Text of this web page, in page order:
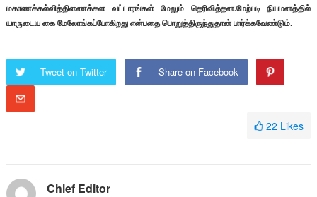
மகாணக்கல்வித்திணைக்கள வட்டாரங்கள் மேலும் தெரிவித்தன.மேற்படி நியமனத்தில்
யாருடைய கை மேலோங்கப்போகிறது என்பதை பொறுத்திருந்துதான் பார்க்கவேண்டும்.
Tweet on Twitter Share on Facebook
22 Likes
Chief Editor